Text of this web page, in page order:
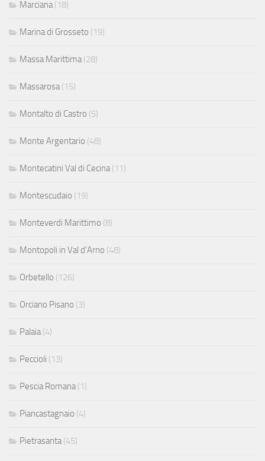
Marciana (18)
Marina di Grosseto (19)
Massa Marittima (28)
Massarosa (15)
Montalto di Castro (5)
Monte Argentario (48)
Montecatini Val di Cecina (11)
Montescudaio (19)
Monteverdi Marittimo (8)
Montopoli in Val d'Arno (48)
Orbetello (126)
Orciano Pisano (3)
Palaia (4)
Peccioli (13)
Pescia Romana (1)
Piancastagnaio (4)
Pietrasanta (45)